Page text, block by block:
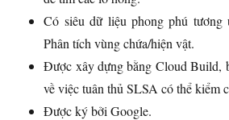
Có siêu dữ liệu phong phú
Phân tích vùng chứa/hiện vật.
Được xây dựng bằng Cloud Build,
về việc tuân thủ SLSA có thể kiểm
Được ký bởi Google.